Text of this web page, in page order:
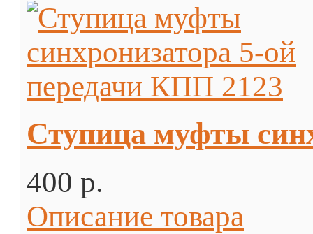
Ступица муфты
400 p.
Описание товара